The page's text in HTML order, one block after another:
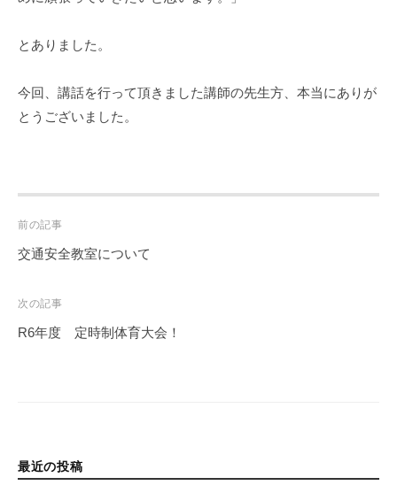
とありました。
今回、講話を行って頂きました講師の先生方、本当にありが
とうございました。
Post
navigation
前の記事
交通安全教室について
次の記事
R6年度 定時制体育大会！
最近の投稿